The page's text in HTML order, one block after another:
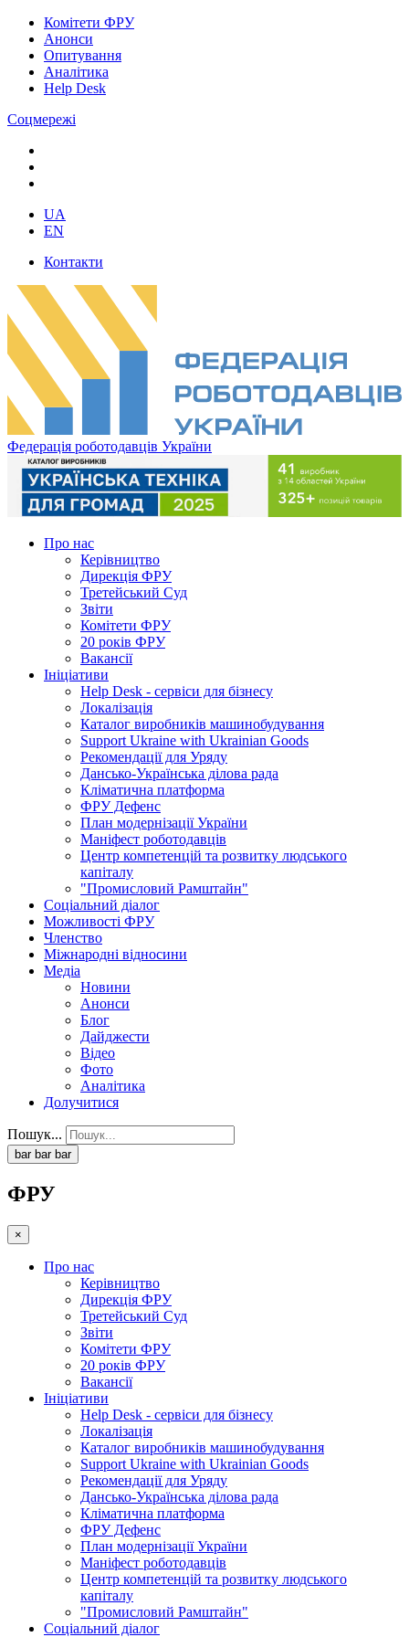
Комітети ФРУ
Анонси
Опитування
Аналітика
Help Desk
Соцмережі
UA
EN
Контакти
Федерація роботодавців України
Про нас
Керівництво
Дирекція ФРУ
Третейський Суд
Звіти
Комітети ФРУ
20 років ФРУ
Вакансії
Ініціативи
Help Desk - сервіси для бізнесу
Локалізація
Каталог виробників машинобудування
Support Ukraine with Ukrainian Goods
Рекомендації для Уряду
Дансько-Українська ділова рада
Кліматична платформа
ФРУ Дефенс
План модернізації України
Маніфест роботодавців
Центр компетенцій та розвитку людського
капіталу
"Промисловий Рамштайн"
Соціальний діалог
Можливості ФРУ
Членство
Міжнародні відносини
Медіа
Новини
Анонси
Блог
Дайджести
Відео
Фото
Аналітика
Долучитися
Пошук...
bar bar bar
ФРУ
×
Про нас
Керівництво
Дирекція ФРУ
Третейський Суд
Звіти
Комітети ФРУ
20 років ФРУ
Вакансії
Ініціативи
Help Desk - сервіси для бізнесу
Локалізація
Каталог виробників машинобудування
Support Ukraine with Ukrainian Goods
Рекомендації для Уряду
Дансько-Українська ділова рада
Кліматична платформа
ФРУ Дефенс
План модернізації України
Маніфест роботодавців
Центр компетенцій та розвитку людського
капіталу
"Промисловий Рамштайн"
Соціальний діалог